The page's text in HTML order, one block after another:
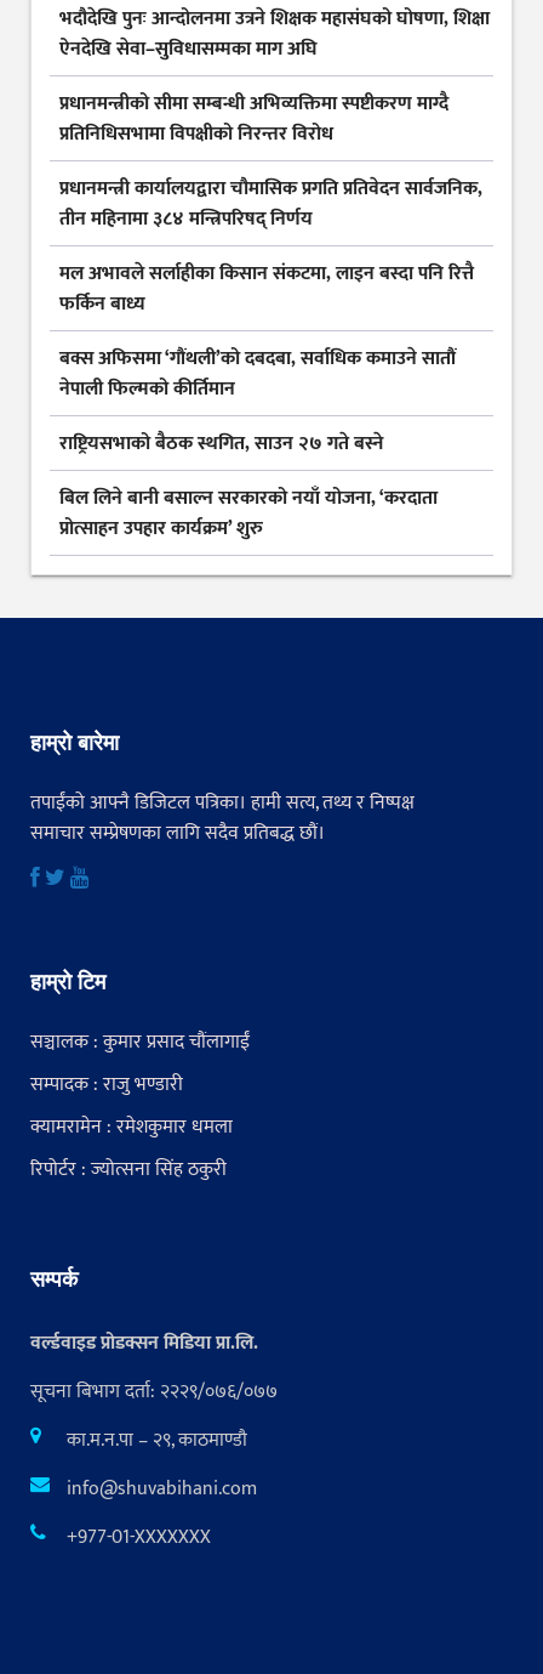
भदौदेखि पुनः आन्दोलनमा उत्रने शिक्षक महासंघको घोषणा, शिक्षा
ऐनदेखि सेवा–सुविधासम्मका माग अघि
प्रधानमन्त्रीको सीमा सम्बन्धी अभिव्यक्तिमा स्पष्टीकरण माग्दै
प्रतिनिधिसभामा विपक्षीको निरन्तर विरोध
प्रधानमन्त्री कार्यालयद्वारा चौमासिक प्रगति प्रतिवेदन सार्वजनिक,
तीन महिनामा ३८४ मन्त्रिपरिषद् निर्णय
मल अभावले सर्लाहीका किसान संकटमा, लाइन बस्दा पनि रित्तै
फर्किन बाध्य
बक्स अफिसमा ‘गौंथली’को दबदबा, सर्वाधिक कमाउने सातौं
नेपाली फिल्मको कीर्तिमान
राष्ट्रियसभाको बैठक स्थगित, साउन २७ गते बस्ने
बिल लिने बानी बसाल्न सरकारको नयाँ योजना, ‘करदाता
प्रोत्साहन उपहार कार्यक्रम’ शुरु
हाम्रो बारेमा
तपाईंको आफ्नै डिजिटल पत्रिका। हामी सत्य, तथ्य र निष्पक्ष
समाचार सम्प्रेषणका लागि सदैव प्रतिबद्ध छौं।
हाम्रो टिम
सञ्चालक : कुमार प्रसाद चौंलागाईं
सम्पादक : राजु भण्डारी
क्यामरामेन : रमेशकुमार धमला
रिपोर्टर : ज्योत्सना सिंह ठकुरी
सम्पर्क
वर्ल्डवाइड प्रोडक्सन मिडिया प्रा.लि.
सूचना बिभाग दर्ता: २२२९/०७६/०७७
का.म.न.पा – २९, काठमाण्डौ
info@shuvabihani.com
+977-01-XXXXXXX